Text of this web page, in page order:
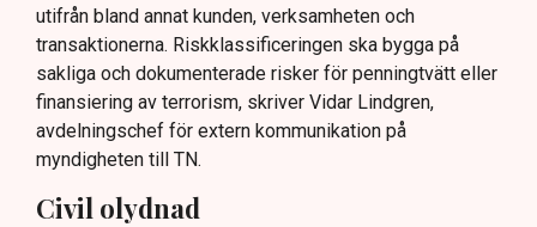
utifrån bland annat kunden, verksamheten och
transaktionerna. Riskklassificeringen ska bygga på
sakliga och dokumenterade risker för penningtvätt eller
finansiering av terrorism, skriver Vidar Lindgren,
avdelningschef för extern kommunikation på
myndigheten till TN.
Civil olydnad